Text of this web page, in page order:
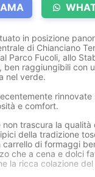
in posizione
di Chianciano
Parco Fucoli, allo
ben raggiungibili con
nel verde.
e comfort.
non trascura la qualità
della tradizione
di formaggi
che a cena e dolci
la ricca colazione